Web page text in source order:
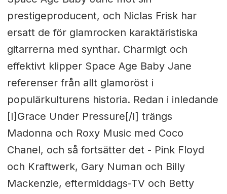
prestigeproducent, och Niclas Frisk har
ersatt de för glamrocken karaktäristiska
gitarrerna med synthar. Charmigt och
effektivt klipper Space Age Baby Jane
referenser från allt glamoröst i
populärkulturens historia. Redan i inledande
[I]Grace Under Pressure[/I] trängs
Madonna och Roxy Music med Coco
Chanel, och så fortsätter det - Pink Floyd
och Kraftwerk, Gary Numan och Billy
Mackenzie, eftermiddags-TV och Betty